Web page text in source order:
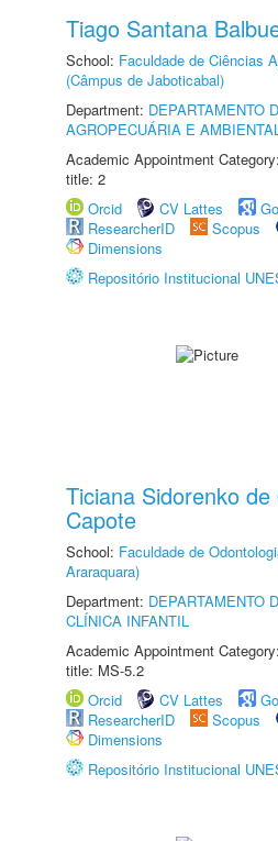
Tiago Santana
School: Faculdade de Ciências
(Câmpus de Jaboticabal)
Department: DEPARTAMENTO
AGROPECUÁRIA E
Academic Appointment
title: 2
Orcid
CV Lattes
ResearcherID
Scopus
Dimensions
Repositório Institucional
Ticiana Sidorenko de
Capote
School: Faculdade de
Araraquara)
Department: DEPARTAMENTO
CLÍNICA INFANTIL
Academic Appointment
title: MS-5.2
Orcid
CV Lattes
ResearcherID
Scopus
Dimensions
Repositório Institucional